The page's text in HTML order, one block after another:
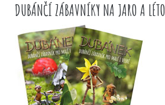
DUBÁNČÍ ZÁBAVNÍKY NA JARO A LÉTO